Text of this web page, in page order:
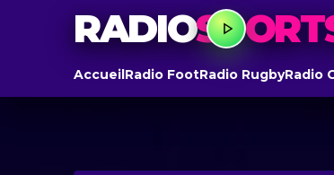
RADIO
AccueilRadio FootRadio RugbyRadio